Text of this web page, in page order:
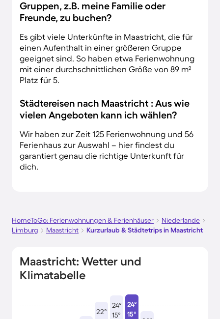
Gruppen, z.B. meine Familie oder
Freunde, zu buchen?
Es gibt viele Unterkünfte in Maastricht, die für
einen Aufenthalt in einer größeren Gruppe
geeignet sind. So haben etwa Ferienwohnung
mit einer durchschnittlichen Größe von 89 m²
Platz für 5.
Städtereisen nach Maastricht : Aus wie
vielen Angeboten kann ich wählen?
Wir haben zur Zeit 125 Ferienwohnung und 56
Ferienhaus zur Auswahl – hier findest du
garantiert genau die richtige Unterkunft für
dich.
HomeToGo: Ferienwohnungen & Ferienhäuser
Niederlande
Limburg
Maastricht Kurzurlaub & Städtetrips in Maastricht
Maastricht: Wetter und
Klimatabelle
22°
24°
15°
24°
15°